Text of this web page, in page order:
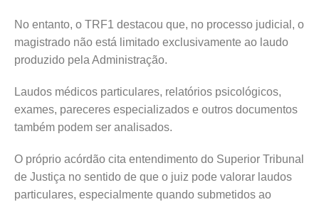
No entanto, o TRF1 destacou que, no processo judicial, o
magistrado não está limitado exclusivamente ao laudo
produzido pela Administração.
Laudos médicos particulares, relatórios psicológicos,
exames, pareceres especializados e outros documentos
também podem ser analisados.
O próprio acórdão cita entendimento do Superior Tribunal
de Justiça no sentido de que o juiz pode valorar laudos
particulares, especialmente quando submetidos ao